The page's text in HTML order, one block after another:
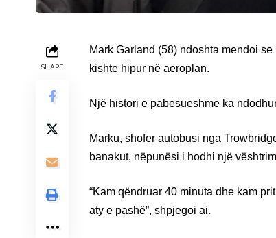
SHARE
Mark Garland (58) ndoshta mendoi
kishte hipur në aeroplan.
Një histori e pabesueshme ka
Marku, shofer autobusi nga
banakut, nëpunësi i hodhi një vështrim
“Kam qëndruar 40 minuta dhe kam
aty e pashë”, shpjegoi ai.